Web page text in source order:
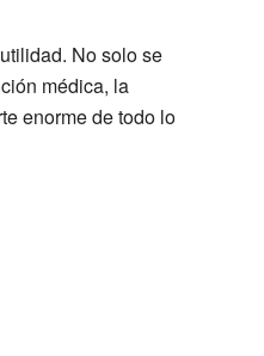
No solo se
médica, la
enorme de todo lo